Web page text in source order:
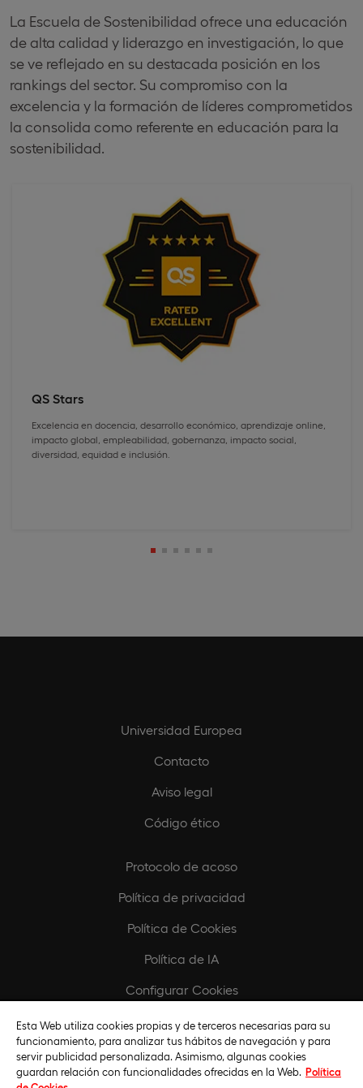
La Escuela de Sostenibilidad ofrece una educación
de alta calidad y liderazgo en investigación, lo que
se ve reflejado en su destacada posición en los
rankings del sector. Su compromiso con la
excelencia y la formación de líderes comprometidos
la consolida como referente en educación para la
sostenibilidad.
QS Stars
Excelencia en docencia, desarrollo económico, aprendizaje online,
impacto global, empleabilidad, gobernanza, impacto social,
diversidad, equidad e inclusión.
Universidad Europea
Contacto
Aviso legal
Código ético
Protocolo de acoso
Política de privacidad
Política de Cookies
Política de IA
Configurar Cookies
Europeamedia
Fundación Universidad Europea
Esta Web utiliza cookies propias y de terceros necesarias para su
funcionamiento, para analizar tus hábitos de navegación y para
servir publicidad personalizada. Asimismo, algunas cookies
guardan relación con funcionalidades ofrecidas en la Web. Política